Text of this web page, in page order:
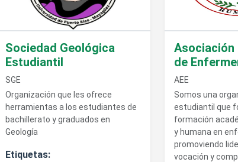
Sociedad Geológica
Estudiantil
SGE
Organización que les ofrece
herramientas a los estudiantes de
bachillerato y graduados en
Geología
Etiquetas:
Asociación
de
AEE
Somos una
estudiantil que
formación
y humana en
promoviendo
vocación y